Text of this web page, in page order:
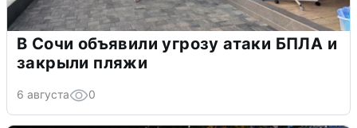
В Сочи объявили угрозу атаки БПЛА и
закрыли пляжи
6 августа 0